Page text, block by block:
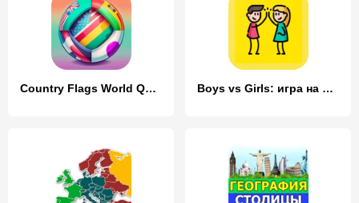
Country Flags World Quiz Game Boys vs Girls: игра на двоих